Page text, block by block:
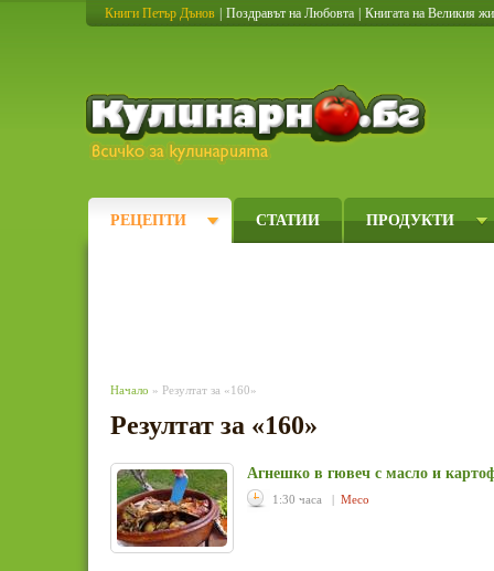
Книги Петър Дънов Поздравът на Любовта Книгата на Великия
РЕЦЕПТИ СТАТИИ ПРОДУКТИ
Начало » Резултат за «160»
Резултат за «160»
Агнешко в гювеч с масло и
1:30 часа | Месо